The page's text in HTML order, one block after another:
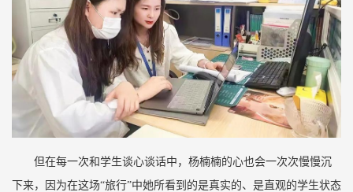
但在每一次和学生谈心谈话中，杨楠楠的心也会一次次慢慢沉
下来，因为在这场“旅行”中她所看到的是真实的、是直观的学生状态